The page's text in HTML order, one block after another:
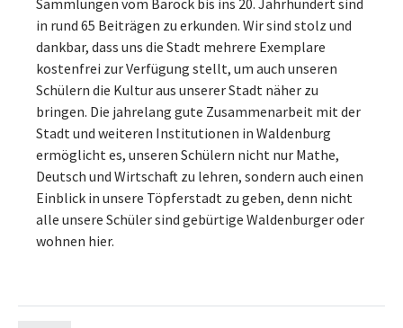
Sammlungen vom Barock bis ins 20. Jahrhundert sind
in rund 65 Beiträgen zu erkunden. Wir sind stolz und
dankbar, dass uns die Stadt mehrere Exemplare
kostenfrei zur Verfügung stellt, um auch unseren
Schülern die Kultur aus unserer Stadt näher zu
bringen. Die jahrelang gute Zusammenarbeit mit der
Stadt und weiteren Institutionen in Waldenburg
ermöglicht es, unseren Schülern nicht nur Mathe,
Deutsch und Wirtschaft zu lehren, sondern auch einen
Einblick in unsere Töpferstadt zu geben, denn nicht
alle unsere Schüler sind gebürtige Waldenburger oder
wohnen hier.